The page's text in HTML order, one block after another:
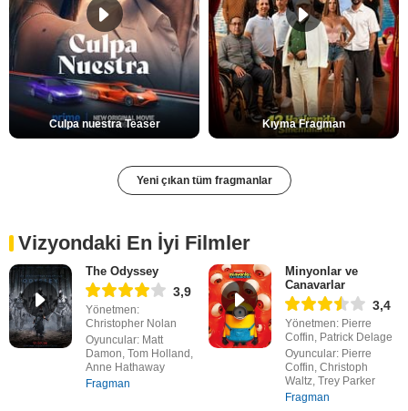
Culpa nuestra Teaser Kıyma Fragman
Yeni çıkan tüm fragmanlar
Vizyondaki En İyi Filmler
The Odyssey
3,9
Yönetmen:
Christopher Nolan
Oyuncular: Matt
Damon, Tom Holland,
Anne Hathaway
Fragman
Minyonlar ve
Canavarlar
3,4
Yönetmen: Pierre
Coffin, Patrick Delage
Oyuncular: Pierre
Coffin, Christoph
Waltz, Trey Parker
Fragman